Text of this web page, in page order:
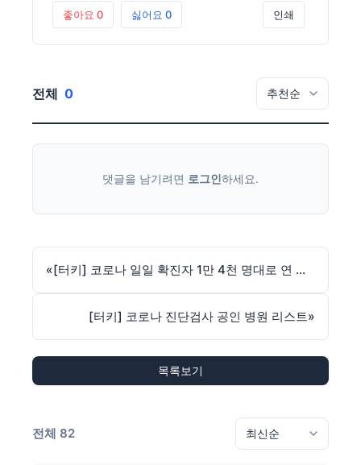
좋아요 0 싫어요 0 인쇄
전체 0
댓글을 남기려면 로그인하세요.
« [터키] 코로나 일일 확진자 1만 4천 명대로 연 이틀 계속 증가
[터키] 코로나 진단검사 공인 병원 리스트»
목록보기
전체 82